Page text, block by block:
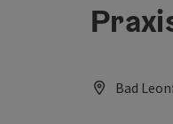
Bad